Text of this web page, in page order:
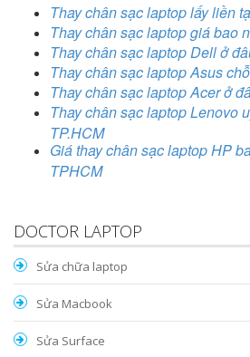
Thay chân sạc laptop lấy liền
Thay chân sạc laptop giá bao
Thay chân sạc laptop Dell ở
Thay chân sạc laptop Asus
Thay chân sạc laptop Acer ở
Thay chân sạc laptop Lenovo
TP.HCM
Giá thay chân sạc laptop HP
TPHCM
DOCTOR LAPTOP
Sửa chữa laptop
Sửa Macbook
Sửa Surface